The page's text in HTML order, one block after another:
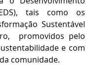
tais como os
Sustentável
promovidos pelo
e com
comunidade.